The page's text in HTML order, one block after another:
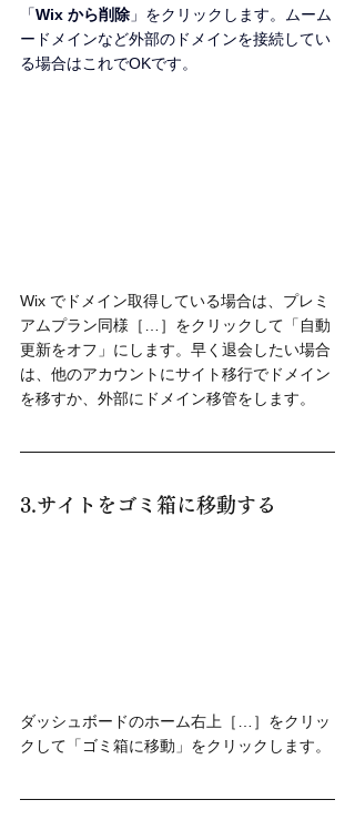
「Wix から削除 」をクリックします。ムーム
ードメインなど外部のドメインを接続してい
る場合はこれでOKです。
Wix でドメイン取得している場合は、プレミ
アムプラン同様［…］をクリックして「自動
更新をオフ」にします。早く退会したい場合
は、他のアカウントにサイト移行でドメイン
を移すか、外部にドメイン移管をします。
3.サイトをゴミ箱に移動する
ダッシュボードのホーム右上［…］をクリッ
クして「ゴミ箱に移動」をクリックします。